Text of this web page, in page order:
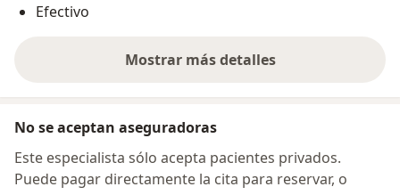
Efectivo
Mostrar más detalles
sobre la dirección
No se aceptan aseguradoras
Este especialista sólo acepta pacientes privados.
Puede pagar directamente la cita para reservar, o